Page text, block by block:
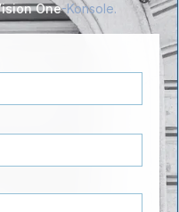
One-Konsole.